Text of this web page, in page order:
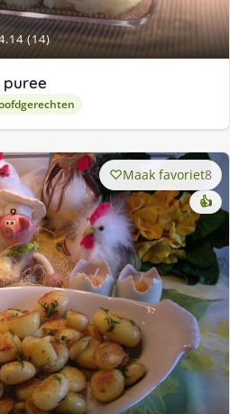
(14)
Maak favoriet8
👍